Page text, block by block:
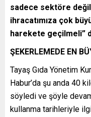
sadece sektöre
ihracatımıza çok
harekete geçilmeli”
ŞEKERLEMEDE EN
Tayaş Gıda Yönetim
Habur’da şu anda 40
söyledi ve şöyle
kullanma tarihleriyle